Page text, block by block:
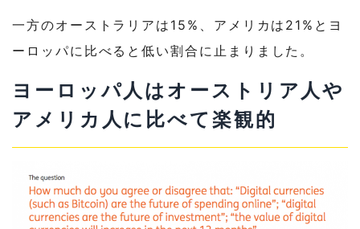
一方のオーストラリアは15%、アメリカは21%とヨ
ーロッパに比べると低い割合に止まりました。
ヨーロッパ人はオーストリア人や
アメリカ人に比べて楽観的